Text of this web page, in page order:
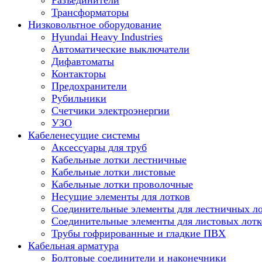
Трансформаторы
Низковольтное оборудование
Hyundai Heavy Industries
Автоматические выключатели
Дифавтоматы
Контакторы
Предохранители
Рубильники
Счетчики электроэнергии
УЗО
Кабеленесущие системы
Аксессуары для труб
Кабельные лотки лестничные
Кабельные лотки листовые
Кабельные лотки проволочные
Несущие элементы для лотков
Соединительные элементы для лестничных
Соединительные элементы для листовых
Трубы гофрированные и гладкие ПВХ
Кабельная арматура
Болтовые соединители и наконечники